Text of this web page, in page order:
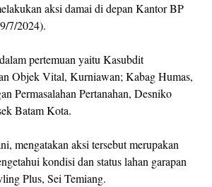
aksi damai di depan Kantor BP
7/2024).
pertemuan yaitu Kasubdit
Objek Vital, Kurniawan; Kabag Humas,
Permasalahan Pertanahan, Desniko
Batam Kota.
mengatakan aksi tersebut merupakan
kondisi dan status lahan garapan
Plus, Sei Temiang.